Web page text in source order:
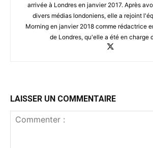
arrivée à Londres en janvier 2017. Après
divers médias londoniens, elle a rejoint
Morning en janvier 2018 comme rédactrice
de Londres, qu'elle a été en charge
LAISSER UN COMMENTAIRE